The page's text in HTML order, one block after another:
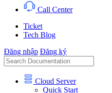
Call Center
Ticket
Tech Blog
Đăng nhập Đăng ký
Cloud Server
Quick Start